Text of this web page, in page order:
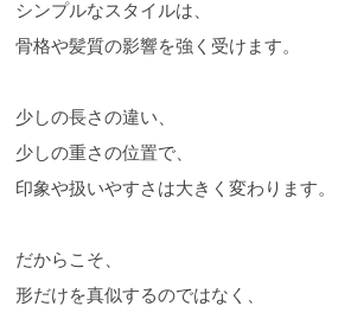
シンプルなスタイルは、
骨格や髪質の影響を強く受けます。
少しの長さの違い、
少しの重さの位置で、
印象や扱いやすさは大きく変わります。
だからこそ、
形だけを真似するのではなく、